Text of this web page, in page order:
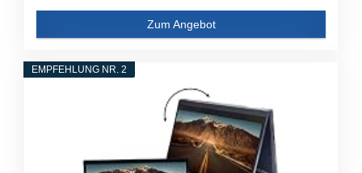
Zum Angebot
EMPFEHLUNG NR. 2